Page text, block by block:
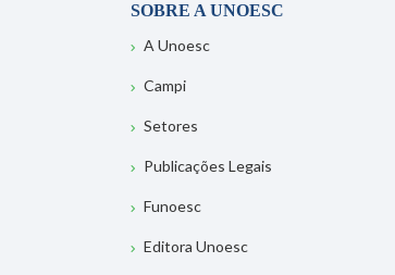
SOBRE A UNOESC
A Unoesc
Campi
Setores
Publicações Legais
Funoesc
Editora Unoesc